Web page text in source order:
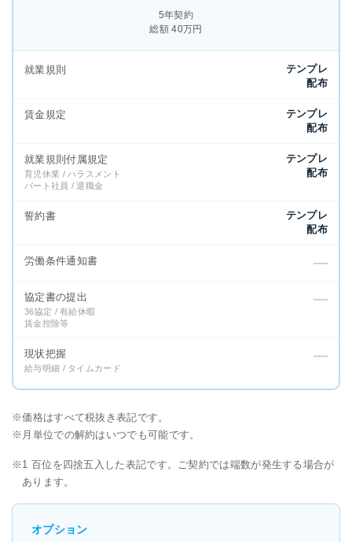
5年契約
総額 40万円
就業規則
テンプレ
配布
賃金規定
テンプレ
配布
就業規則付属規定
育児休業 / ハラスメント
パート社員 / 退職金
テンプレ
配布
誓約書
テンプレ
配布
労働条件通知書 —
協定書の提出
36協定 / 有給休暇
賃金控除等
—
現状把握
給与明細 / タイムカード
—
価格はすべて税抜き表記です。
月単位での解約はいつでも可能です。
1 百位を四捨五入した表記です。ご契約では端数が発生する場合が
あります。
オプション